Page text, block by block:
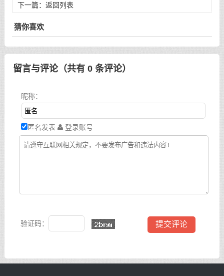
下一篇： 返回列表
猜你喜欢
留言与评论（共有 0条评论）
昵称：
匿名发表 登录账号
验证码：